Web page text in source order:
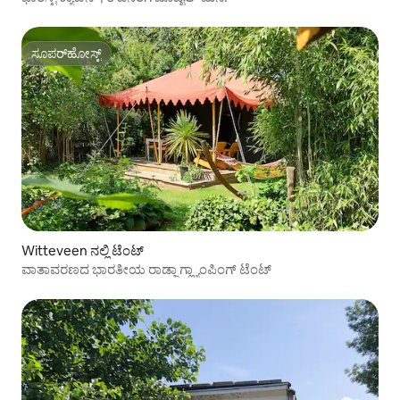
ಸೂಪರ್‌ಹೋಸ್ಟ್
ಸೂಪರ್‌ಹೋಸ್ಟ್
Witteveen ನಲ್ಲಿ ಟೆಂಟ್
ವಾತಾವರಣದ ಭಾರತೀಯ ರಾಡ್ಜಾ ಗ್ಲ್ಯಾಂಪಿಂಗ್ ಟೆಂಟ್